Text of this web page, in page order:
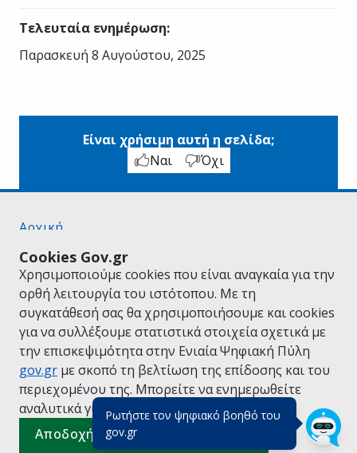
Ρωτήστε τον ψηφιακό βοηθό του
gov.gr(πάτησε για κλείσιμο)
Cookies Gov.gr
Χρησιμοποιούμε cookies που είναι αναγκαία για την
ορθή λειτουργία του ιστότοπου. Με τη
συγκατάθεσή σας θα χρησιμοποιήσουμε και cookies
για να συλλέξουμε στατιστικά στοιχεία σχετικά με
την επισκεψιμότητα στην Ενιαία Ψηφιακή Πύλη
gov.gr με σκοπό τη βελτίωση της επίδοσης και του
περιεχομένου της. Μπορείτε να ενημερωθείτε
αναλυτικά για την Πολιτική Cookies.
Αποδοχή όλων
Τελευταία ενημέρωση:
Παρασκευή 8 Αυγούστου, 2025
Είναι χρήσιμη αυτή η σελίδα;
Ναι
Όχι
Αρχική
Όροι Χρήσης
Πολιτική Απορρήτου
Δήλωση προσβασιμότητας
Πολιτική cookies
Προτάσεις για το gov.gr
Υλοποίηση από το Υπουργείο Ψηφιακής
Διακυβέρνησης
Ελληνικά |Αγγλικά